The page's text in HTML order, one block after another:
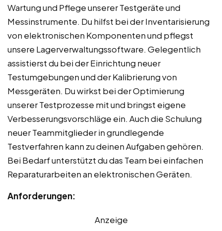
Wartung und Pflege unserer Testgeräte und
Messinstrumente. Du hilfst bei der Inventarisierung
von elektronischen Komponenten und pflegst
unsere Lagerverwaltungssoftware. Gelegentlich
assistierst du bei der Einrichtung neuer
Testumgebungen und der Kalibrierung von
Messgeräten. Du wirkst bei der Optimierung
unserer Testprozesse mit und bringst eigene
Verbesserungsvorschläge ein. Auch die Schulung
neuer Teammitglieder in grundlegende
Testverfahren kann zu deinen Aufgaben gehören.
Bei Bedarf unterstützt du das Team bei einfachen
Reparaturarbeiten an elektronischen Geräten.
Anforderungen:
Anzeige